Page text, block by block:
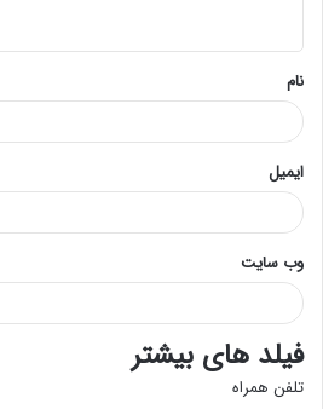
*
نام
ایمیل
وب‌ سایت
فیلد های بیشتر
تلفن همراه